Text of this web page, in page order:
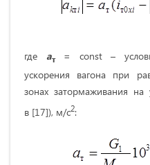
где aт= const –
ускорения вагона при
зонах затормаживания
в [17]), м/с2: